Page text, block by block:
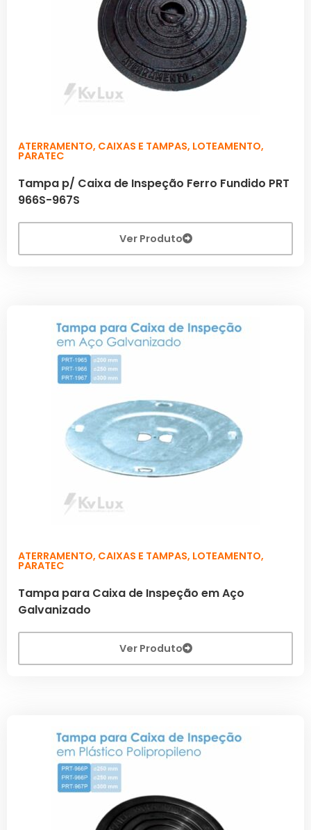
ATERRAMENTO, CAIXAS E TAMPAS, LOTEAMENTO,
PARATEC
Tampa p/ Caixa de Inspeção Ferro Fundido PRT
966S-967S
Ver Produto
ATERRAMENTO, CAIXAS E TAMPAS, LOTEAMENTO,
PARATEC
Tampa para Caixa de Inspeção em Aço
Galvanizado
Ver Produto